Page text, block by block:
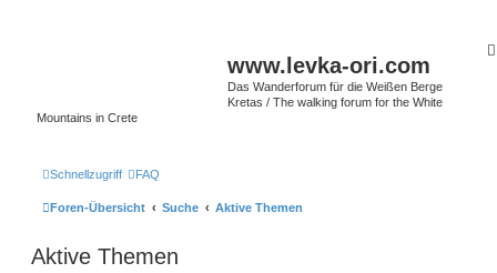
www.levka-ori.com
Das Wanderforum für die Weißen Berge
Kretas / The walking forum for the White
Mountains in Crete
Schnellzugriff FAQ
Foren-Übersicht Suche Aktive Themen
Aktive Themen